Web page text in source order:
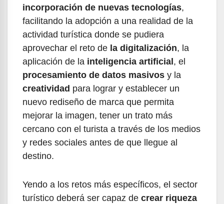
incorporación de nuevas tecnologías,
facilitando la adopción a una realidad de la
actividad turística donde se pudiera
aprovechar el reto de la digitalización, la
aplicación de la inteligencia artificial , el
procesamiento de datos masivos y la
creatividad para lograr y establecer un
nuevo rediseño de marca que permita
mejorar la imagen, tener un trato más
cercano con el turista a través de los medios
y redes sociales antes de que llegue al
destino.
Yendo a los retos más específicos, el sector
turístico deberá ser capaz de crear riqueza